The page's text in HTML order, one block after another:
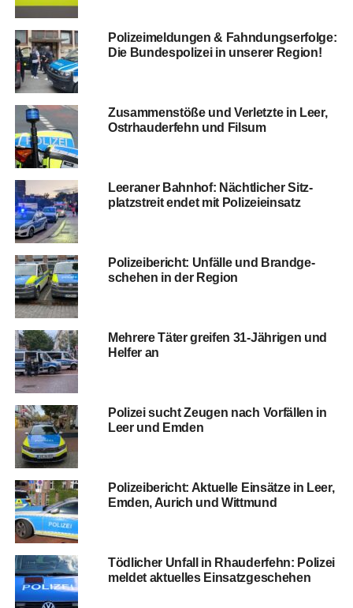
Poli­zei­mel­dun­gen & Fahn­dungs­er­fol­ge:
Die Bun­des­po­li­zei in unse­rer Region!
Zusam­men­stö­ße und Ver­letz­te in Leer,
Ost­rhau­der­fehn und Filsum
Leera­ner Bahn­hof: Nächt­li­cher Sitz­
platz­streit endet mit Polizeieinsatz
Poli­zei­be­richt: Unfäl­le und Brand­ge­
sche­hen in der Region
Meh­re­re Täter grei­fen 31-Jäh­ri­gen und
Hel­fer an
Poli­zei sucht Zeu­gen nach Vor­fäl­len in
Leer und Emden
Poli­zei­be­richt: Aktu­el­le Ein­sät­ze in Leer,
Emden, Aurich und Wittmund
Töd­li­cher Unfall in Rhau­der­fehn: Poli­zei
mel­det aktu­el­les Einsatzgeschehen